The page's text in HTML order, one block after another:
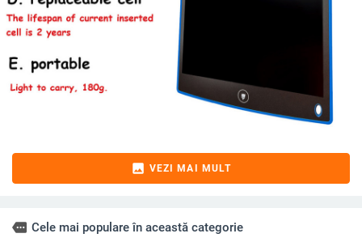
image VEZI MAI MULT
more Cele mai populare în această categorie